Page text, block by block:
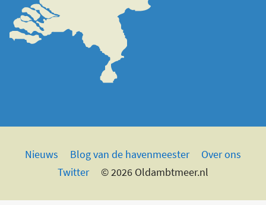
Nieuws Blog van de havenmeester
Over ons
Twitter
© 2026 Oldambtmeer.nl